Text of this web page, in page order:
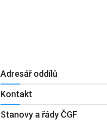
Adresář oddílů
Kontakt
Stanovy a řády ČGF